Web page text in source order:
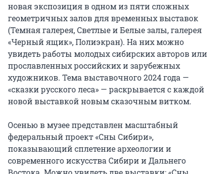
новая экспозиция в одном из пяти сложных
геометричных залов для временных выставок
(Темная галерея, Светлые и Белые залы, галерея
«Черный ящик», Полиэкран). На них можно
увидеть работы молодых сибирских авторов или
прославленных российских и зарубежных
художников. Тема выставочного 2024 года —
«сказки русского леса» — раскрывается с каждой
новой выставкой новым сказочным витком.
Осенью в музее представлен масштабный
федеральный проект «Сны Сибири»,
показывающий сплетение археологии и
современного искусства Сибири и Дальнего